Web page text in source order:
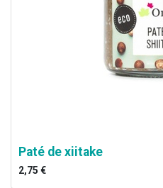
Paté de xiitake
2,75 €